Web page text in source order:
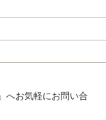
へお気軽にお問い合